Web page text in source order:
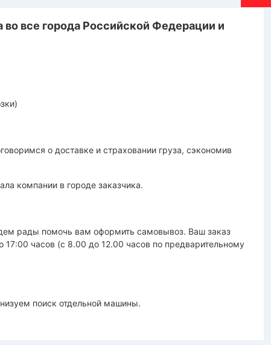
все города Российской Федерации и
о доставке и страховании груза, сэкономив
компании в городе заказчика.
рады помочь вам оформить самовывоз. Ваш заказ
17:00 часов (с 8.00 до 12.00 часов по предварительному
поиск отдельной машины.